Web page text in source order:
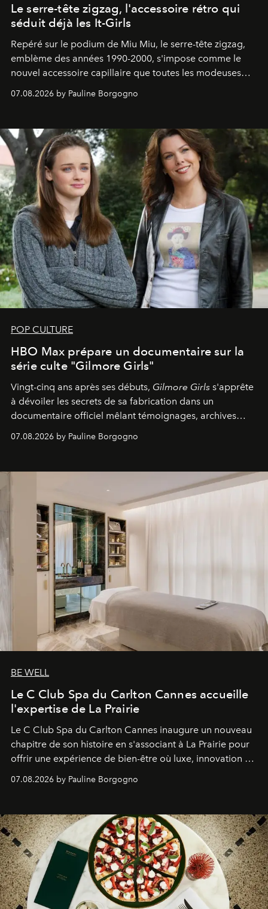
Le serre-tête zigzag, l'accessoire rétro qui
séduit déjà les It-Girls
Repéré sur le podium de Miu Miu, le serre-tête zigzag,
emblème des années 1990-2000, s'impose comme le
nouvel accessoire capillaire que toutes les modeuses
07.08.2026 by Pauline Borgogno
POP CULTURE
HBO Max prépare un documentaire sur la
série culte "Gilmore Girls"
Vingt-cinq ans après ses débuts, Gilmore Girls s'apprête
à dévoiler les secrets de sa fabrication dans un
documentaire officiel mêlant témoignages, archives
générationnel.
07.08.2026 by Pauline Borgogno
BE WELL
Le C Club Spa du Carlton Cannes accueille
l'expertise de La Prairie
Le C Club Spa du Carlton Cannes inaugure un nouveau
chapitre de son histoire en s'associant à La Prairie pour
offrir une expérience de bien-être où luxe, innovation et
07.08.2026 by Pauline Borgogno